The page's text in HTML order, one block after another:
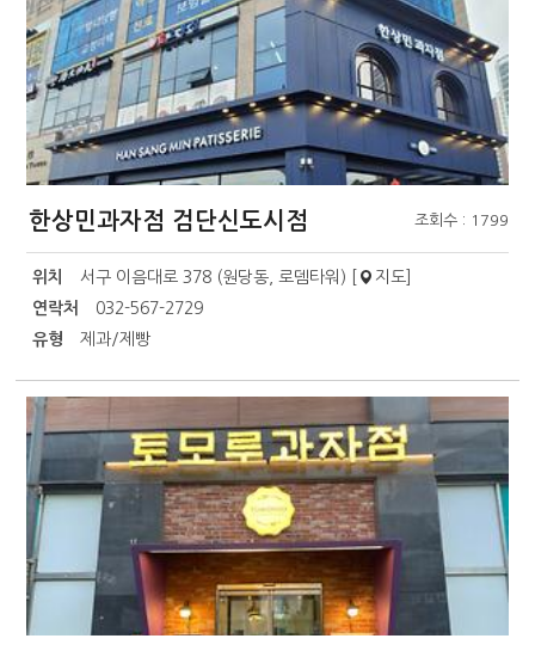
한상민과자점 검단신도시점 조회수 : 1799
위치 서구 이음대로 378 (원당동, 로뎀타워) [ 지도]
연락처
032-567-2729
유형
제과/제빵